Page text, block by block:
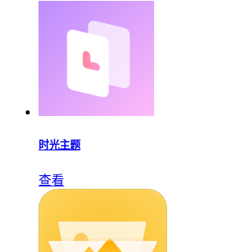
时光主题
查看